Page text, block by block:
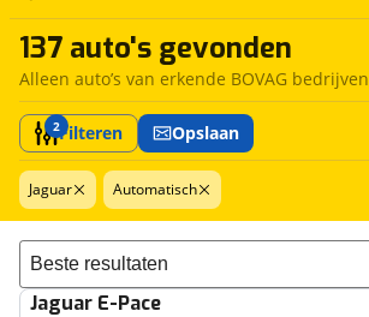
137 auto's gevonden
Alleen auto’s van erkende BOVAG bedrijven
2Filteren Opslaan
Jaguar Automatisch
Sorteer resultaten
Jaguar E-Pace